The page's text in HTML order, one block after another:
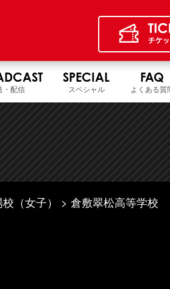
・配信
SPECIAL
スペシャル
FAQ
よくある質
（女子） 倉敷翠松高等学校